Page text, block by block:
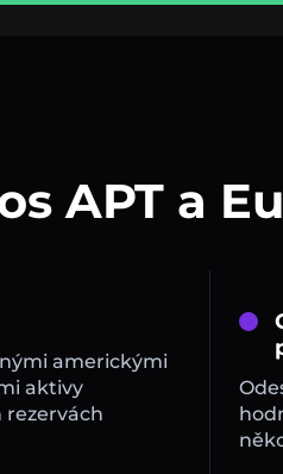
APT a
americkými
aktivy